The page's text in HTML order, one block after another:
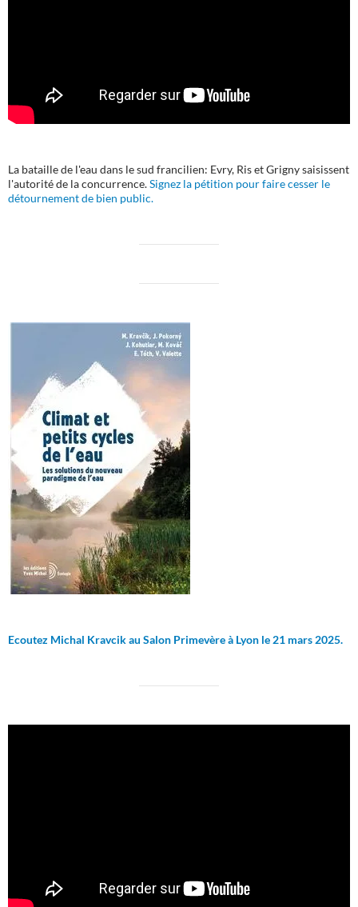
La bataille de l'eau dans le sud francilien: Evry, Ris et Grigny saisissent
l'autorité de la concurrence.Signez la pétition pour faire cesser le
détournement de bien public.
Ecoutez Michal Kravcik au Salon Primevère à Lyon le 21 mars 2025.